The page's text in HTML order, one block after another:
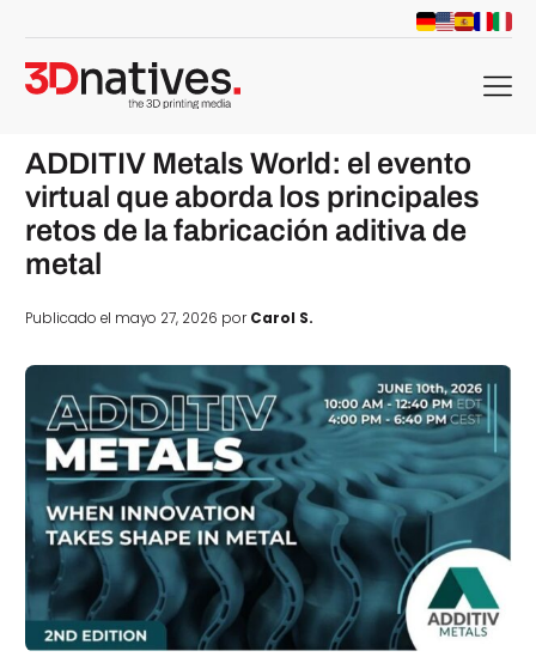
menu
ADDITIV Metals World: el evento
virtual que aborda los principales
retos de la fabricación aditiva de
metal
Publicado el mayo 27, 2026 porCarol S.